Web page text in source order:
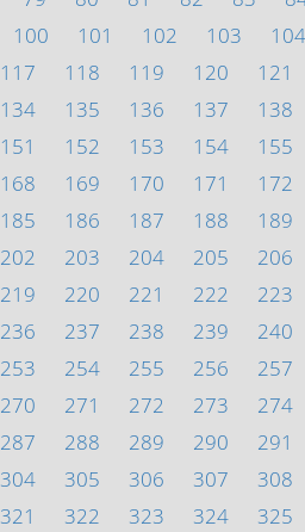
100 101 102 103 104
117 118 119 120 121
134 135 136 137 138
151 152 153 154 155
168 169 170 171 172
185 186 187 188 189
202 203 204 205 206
219 220 221 222 223
236 237 238 239 240
253 254 255 256 257
270 271 272 273 274
287 288 289 290 291
304 305 306 307 308
321 322 323 324 325